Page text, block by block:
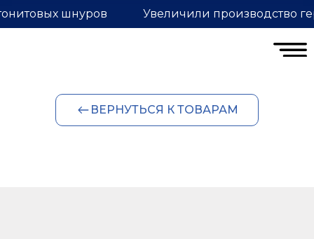
Увеличили производство
шнуров
ВЕРНУТЬСЯ К ТОВАРАМ